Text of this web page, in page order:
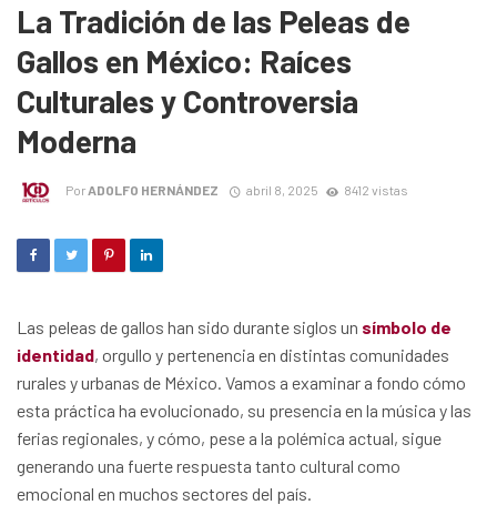
La Tradición de las Peleas de
Gallos en México: Raíces
Culturales y Controversia
Moderna
Por ADOLFO HERNÁNDEZ abril 8, 2025 8412 vistas
Las peleas de gallos han sido durante siglos un símbolo de
identidad, orgullo y pertenencia en distintas comunidades
rurales y urbanas de México. Vamos a examinar a fondo cómo
esta práctica ha evolucionado, su presencia en la música y las
ferias regionales, y cómo, pese a la polémica actual, sigue
generando una fuerte respuesta tanto cultural como
emocional en muchos sectores del país.